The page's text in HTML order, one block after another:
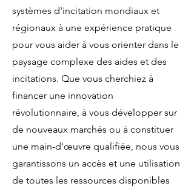
systèmes d'incitation mondiaux et
régionaux à une expérience pratique
pour vous aider à vous orienter dans le
paysage complexe des aides et des
incitations. Que vous cherchiez à
financer une innovation
révolutionnaire, à vous développer sur
de nouveaux marchés ou à constituer
une main-d'œuvre qualifiée, nous vous
garantissons un accès et une utilisation
de toutes les ressources disponibles